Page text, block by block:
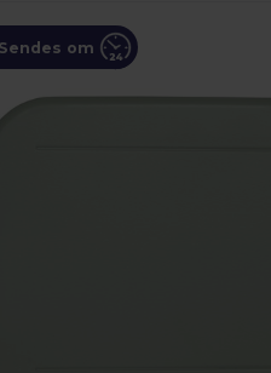
Sendes om